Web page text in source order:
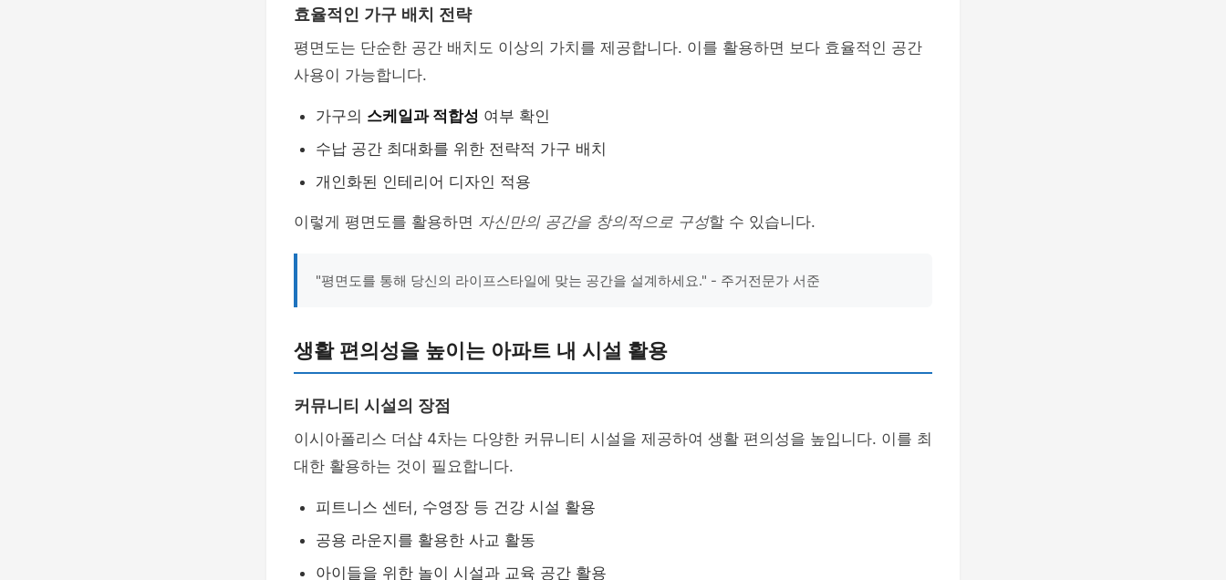
효율적인 가구 배치 전략
평면도는 단순한 공간 배치도 이상의 가치를 제공합니다. 이를 활용하면 보다 효율적인 공간
사용이 가능합니다.
가구의 스케일과 적합성 여부 확인
수납 공간 최대화를 위한 전략적 가구 배치
개인화된 인테리어 디자인 적용
이렇게 평면도를 활용하면 자신만의 공간을 창의적으로 구성할 수 있습니다.
"평면도를 통해 당신의 라이프스타일에 맞는 공간을 설계하세요." - 주거전문가 서준
생활 편의성을 높이는 아파트 내 시설 활용
커뮤니티 시설의 장점
이시아폴리스 더샵 4차는 다양한 커뮤니티 시설을 제공하여 생활 편의성을 높입니다. 이를 최
대한 활용하는 것이 필요합니다.
피트니스 센터, 수영장 등 건강 시설 활용
공용 라운지를 활용한 사교 활동
아이들을 위한 놀이 시설과 교육 공간 활용